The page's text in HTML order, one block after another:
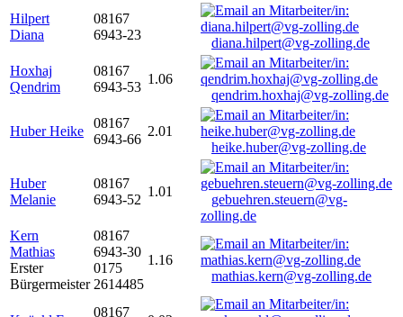
Hilpert
Diana
08167
6943-23
diana.hilpert@vg-zolling.de
Hoxhaj
Qendrim
08167
6943-53
1.06
qendrim.hoxhaj@vg-zolling.de
Huber Heike
08167
6943-66
2.01
heike.huber@vg-zolling.de
Huber
Melanie
08167
6943-52
1.01
gebuehren.steuern@vg-
zolling.de
Kern
Mathias
Erster
Bürgermeister
08167
6943-30
0175
2614485
1.16
mathias.kern@vg-zolling.de
08167